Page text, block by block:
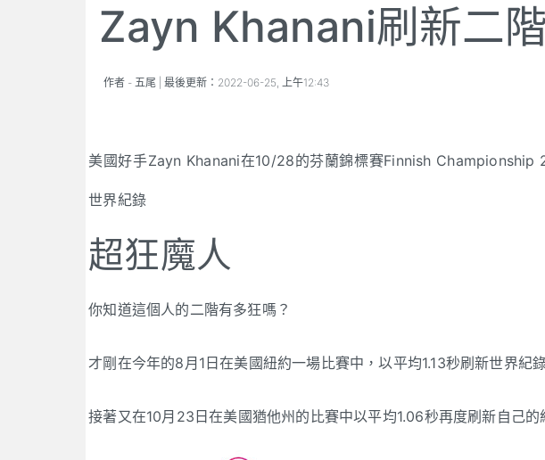
Zayn Khanani刷新二
作者 - 五尾 | 最後更新： 2022-06-25, 上午12:43
美國好手Zayn Khanani在10/28的芬蘭錦標賽Finnish Championship
世界紀錄
超狂魔人
你知道這個人的二階有多狂嗎？
才剛在今年的8月1日在美國紐約一場比賽中，以平均1.13秒刷新世界紀
接著又在10月23日在美國猶他州的比賽中以平均1.06秒再度刷新自己的